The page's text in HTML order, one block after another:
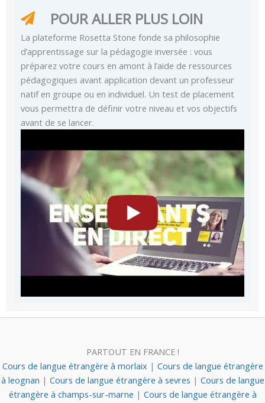
POUR ALLER PLUS LOIN
La plateforme Rosetta Stone fonde sa philosophie
d’apprentissage sur la pédagogie inversée : vous
préparez votre cours en amont à l’aide de ressources
pédagogiques avant application devant un professeur
natif en groupe ou en individuel. Un test de placement
vous permettra de définir votre niveau et vos objectifs
avant de se lancer.
PARTOUT EN FRANCE !
Cours de langue étrangère à morlaix | Cours de langue étrangère
à leognan | Cours de langue étrangère à sevres | Cours de langue
étrangère à champs-sur-marne | Cours de langue étrangère à